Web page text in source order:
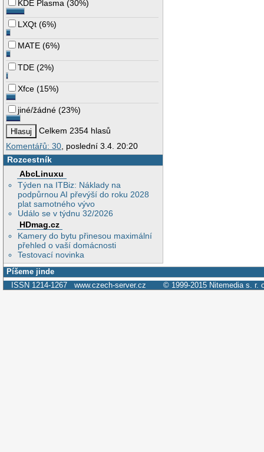
KDE Plasma (30%)
LXQt (6%)
MATE (6%)
TDE (2%)
Xfce (15%)
jiné/žádné (23%)
Celkem 2354 hlasů
Komentářů: 30 , poslední 3.4. 20:20
Rozcestník
AbcLinuxu
Týden na ITBiz: Náklady na
podpůrnou AI převýší do roku 2028
plat samotného vývo
Událo se v týdnu 32/2026
HDmag.cz
Kamery do bytu přinesou maximální
přehled o vaší domácnosti
Testovací novinka
Píšeme jinde
ISSN 1214-1267 www.czech-server.cz © 1999-2015 Nitemedia s. r.